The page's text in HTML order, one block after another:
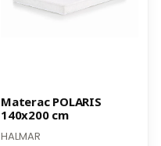
Promocja
Materac POLARIS
140x200 cm
HALMAR